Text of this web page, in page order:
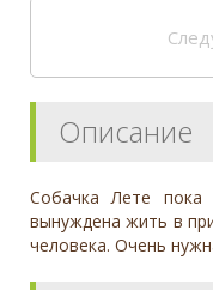
Описание
Собачка Лете пока
вынуждена жить в
человека. Очень